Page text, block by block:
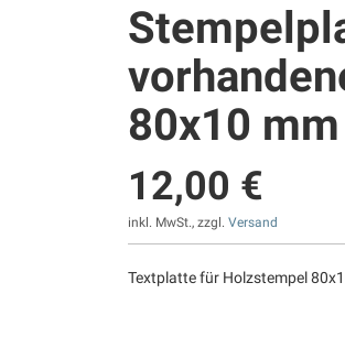
80x10 mm
12,00 €
inkl. MwSt., zzgl.Versand
Textplatte für Holzstempel